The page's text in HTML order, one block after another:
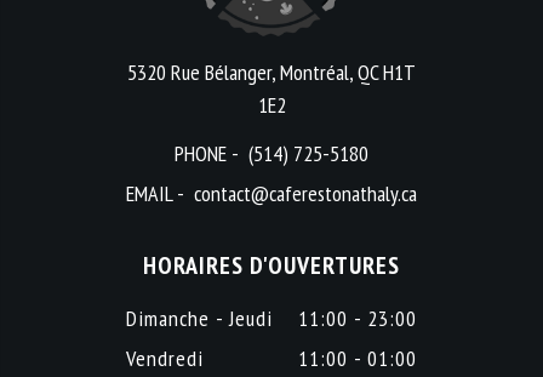
5320 Rue Bélanger, Montréal, QC H1T
1E2
PHONE - (514) 725-5180
EMAIL - contact@caferestonathaly.ca
HORAIRES D'OUVERTURES
Dimanche - Jeudi
11:00 - 23:00
Vendredi
11:00 - 01:00